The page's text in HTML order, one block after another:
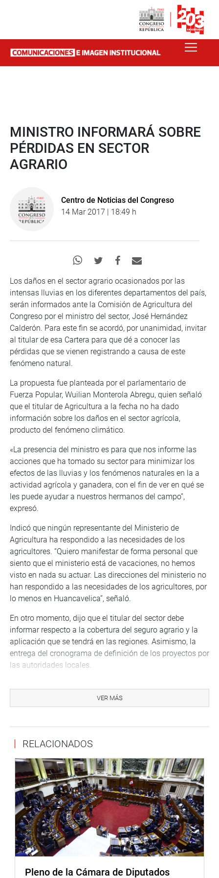
MINISTRO INFORMARÁ SOBRE
PÉRDIDAS EN SECTOR
AGRARIO
Centro de Noticias del Congreso
14 Mar 2017 | 18:49 h
Los daños en el sector agrario ocasionados por las
intensas lluvias en los diferentes departamentos del país,
serán informados ante la Comisión de Agricultura del
Congreso por el ministro del sector, José Hernández
Calderón. Para este fin se acordó, por unanimidad, invitar
al titular de esa Cartera para que dé a conocer las
pérdidas que se vienen registrando a causa de este
fenómeno natural.
La propuesta fue planteada por el parlamentario de
Fuerza Popular, Wuilian Monterola Abregu, quien señaló
que el titular de Agricultura a la fecha no ha dado
información sobre los daños en el sector agrícola,
producto del fenómeno climático.
«La presencia del ministro es para que nos informe las
acciones que ha tomado su sector para minimizar los
efectos de las lluvias y los fenómenos naturales en la a
actividad agrícola y ganadera, con el fin de ver en qué se
les puede ayudar a nuestros hermanos del campo”,
expresó.
Indicó que ningún representante del Ministerio de
Agricultura ha respondido a las necesidades de los
agricultores. “Quiero manifestar de forma personal que
siento que el ministerio está de vacaciones, no hemos
visto en nada su actuar. Las direcciones del ministerio no
han respondido a las necesidades de los agricultores, por
lo menos en Huancavelica”, señaló.
En otro momento, dijo que el titular del sector debe
informar respecto a la cobertura del seguro agrario y la
aplicación que se tendrá en las regiones. Asimismo, la
entrega del cronograma de definición de los proyectos por
las autoridades locales.
propuso que representantes de las empresas
aseguradoras informen a la comisión los criterios para
lugares de Anta, Paruro, Chumbivilcas, entre otros, en el
Por otro lado, la comisión aprobó por mayoría el proyecto
de ley que extingue la deuda correspondiente a los bonos
utilizados en el Programa de Rescate Financiero
Agropecuario (RFA).
La iniciativa legislativa plantea solucionar los problemas
y riesgos que viene generando la deuda agraria a miles
pequeños agricultores y campesinos, los mismos que
VER MÁS
RELACIONADOS
Pleno de la Cámara de Diputados